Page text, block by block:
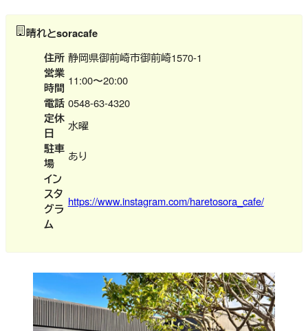
晴れとsoracafe
住所 静岡県御前崎市御前崎1570-1
営業
時間
11:00〜20:00
電話 0548-63-4320
定休
日
水曜
駐車
場
あり
イン
スタ
グラ
ム
https://www.instagram.com/haretosora_cafe/